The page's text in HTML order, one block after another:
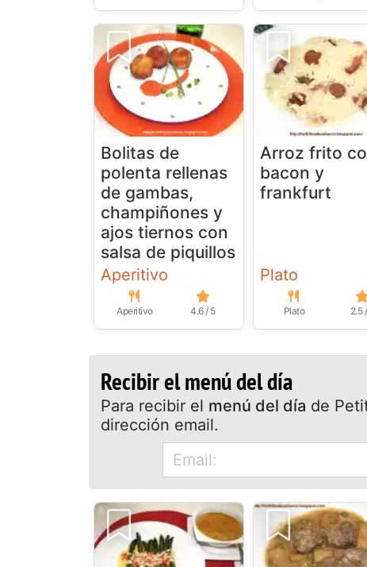
Bolitas de
polenta rellenas
de gambas,
champiñones y
ajos tiernos con
salsa de piquillos
Aperitivo
Aperitivo 4.6 / 5
Arroz frito
bacon y
frankfurt
Plato
Plato 2.5
Recibir el menú del día
Para recibir el menú del día de
dirección email.